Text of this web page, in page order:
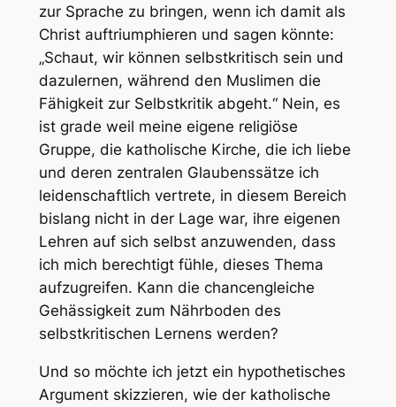
zur Sprache zu bringen, wenn ich damit als
Christ auftriumphieren und sagen könnte:
„Schaut, wir können selbstkritisch sein und
dazulernen, während den Muslimen die
Fähigkeit zur Selbstkritik abgeht.“ Nein, es
ist grade weil meine eigene religiöse
Gruppe, die katholische Kirche, die ich liebe
und deren zentralen Glaubenssätze ich
leidenschaftlich vertrete, in diesem Bereich
bislang nicht in der Lage war, ihre eigenen
Lehren auf sich selbst anzuwenden, dass
ich mich berechtigt fühle, dieses Thema
aufzugreifen. Kann die chancengleiche
Gehässigkeit zum Nährboden des
selbstkritischen Lernens werden?
Und so möchte ich jetzt ein hypothetisches
Argument skizzieren, wie der katholische